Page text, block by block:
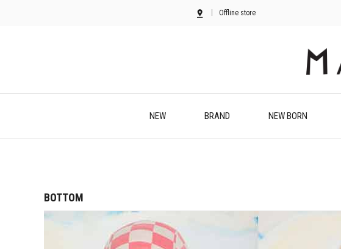
Offline store
NEW BRAND NEW BORN
BOTTOM